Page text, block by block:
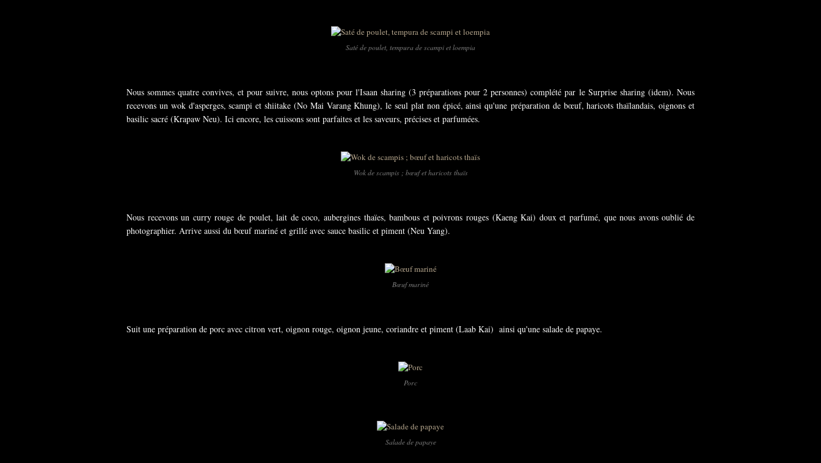
Saté de poulet, tempura de scampi et loempia
Nous sommes quatre convives, et pour suivre, nous optons pour l'Isaan sharing (3 préparations pour 2 personnes) complété par le Surprise sharing (idem). Nous
recevons un wok d'asperges, scampi et shiitake (No Mai Varang Khung), le seul plat non épicé, ainsi qu'une préparation de bœuf, haricots thaïlandais, oignons et
basilic sacré (Krapaw Neu). Ici encore, les cuissons sont parfaites et les saveurs, précises et parfumées.
Wok de scampis ; bœuf et haricots thaïs
Nous recevons un curry rouge de poulet, lait de coco, aubergines thaïes, bambous et poivrons rouges (Kaeng Kai) doux et parfumé, que nous avons oublié de
photographier. Arrive aussi du bœuf mariné et grillé avec sauce basilic et piment (Neu Yang).
Bœuf mariné
Suit une préparation de porc avec citron vert, oignon rouge, oignon jeune, coriandre et piment (Laab Kai) ainsi qu'une salade de papaye.
Porc
Salade de papaye